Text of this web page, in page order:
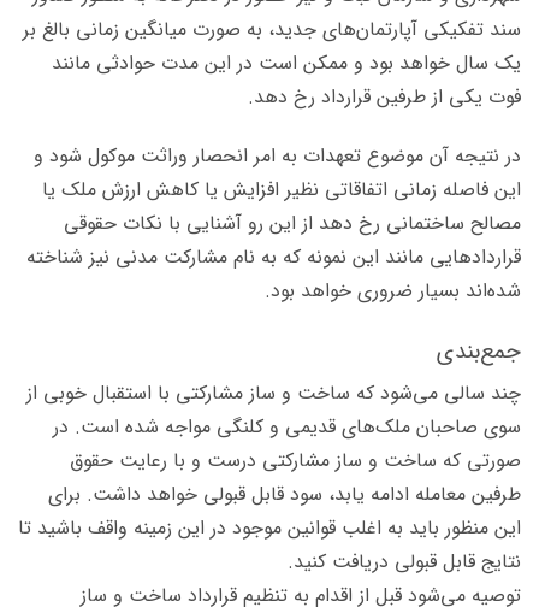
سند تفکیکی آپارتمان‌های جدید، به صورت میانگین زمانی بالغ بر
یک سال خواهد بود و ممکن است در این مدت حوادثی مانند
فوت یکی از طرفین قرارداد رخ دهد.
در نتیجه آن موضوع تعهدات به امر انحصار وراثت موکول شود و
این فاصله زمانی اتفاقاتی نظیر افزایش یا کاهش ارزش ملک یا
مصالح ساختمانی رخ دهد از این رو آشنایی با نکات حقوقی
قراردادهایی مانند این نمونه که به نام مشارکت مدنی نیز شناخته
شده‌اند بسیار ضروری خواهد بود.
جمع‌بندی
چند سالی می‌شود که ساخت و ساز مشارکتی با استقبال خوبی از
سوی صاحبان ملک‌های قدیمی و کلنگی مواجه شده است. در
صورتی که ساخت و ساز مشارکتی درست و با رعایت حقوق
طرفین معامله ادامه یابد، سود قابل قبولی خواهد داشت. برای
این منظور باید به اغلب قوانین موجود در این زمینه واقف باشید تا
نتایج قابل قبولی دریافت کنید.
توصیه می‌شود قبل از اقدام به تنظیم قرارداد ساخت و ساز